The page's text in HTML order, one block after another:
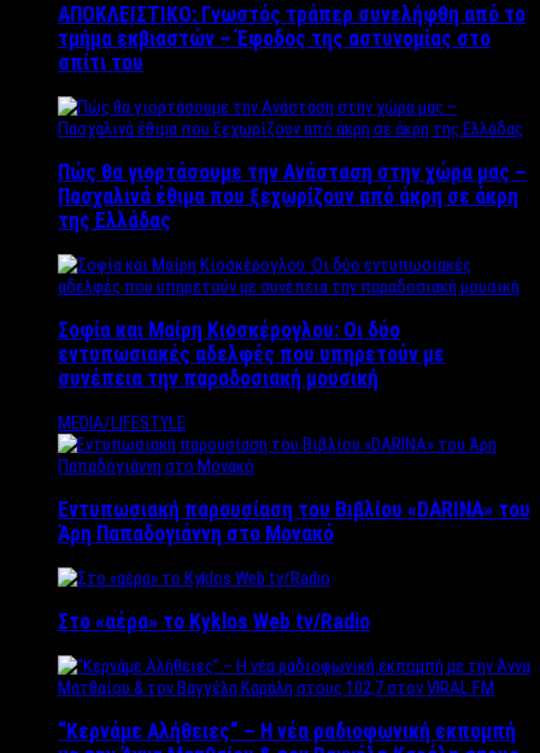
ΑΠΟΚΛΕΙΣΤΙΚΟ: Γνωστός τράπερ συνελήφθη από το
τμήμα εκβιαστών – Έφοδος της αστυνομίας στο
σπίτι του
Πώς θα γιορτάσουμε την Ανάσταση στην χώρα μας –
Πασχαλινά έθιμα που ξεχωρίζουν από άκρη σε άκρη
της Ελλάδας
Σοφία και Μαίρη Κιοσκέρογλου: Οι δύο
εντυπωσιακές αδελφές που υπηρετούν με
συνέπεια την παραδοσιακή μουσική
MEDIA/LIFESTYLE
Εντυπωσιακή παρουσίαση του Βιβλίου «DARINA» του
Άρη Παπαδογιάννη στο Μονακό
Στο «αέρα» το Kyklos Web tv/Radio
“Kερνάμε Αλήθειες” – Η νέα ραδιοφωνική εκπομπή